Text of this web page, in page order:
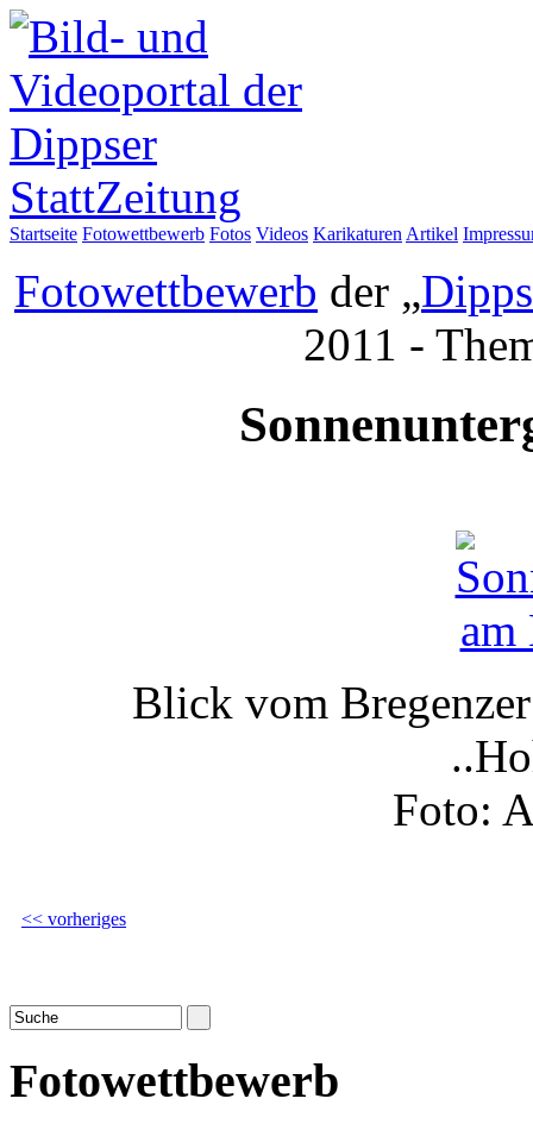
Startseite Fotowettbewerb Fotos Videos Karikaturen Artikel
Fotowettbewerb der „
2011 -
Blick vom
Foto:
<< vorheriges
Fotowettbewerb